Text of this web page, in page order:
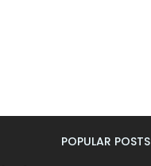
POPULAR POSTS